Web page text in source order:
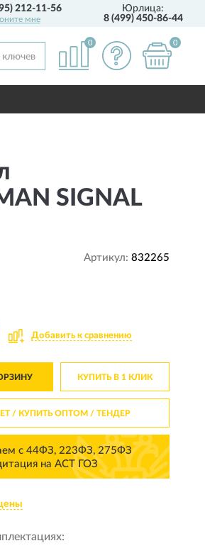
ПО ВСЕЙ РОССИИ
212-11-56
мне
Юрлица:
8 (499) 450-86-44
0 0
SIGNAL
Артикул: 832265
Добавить к сравнению
КУПИТЬ В 1 КЛИК
/ КУПИТЬ ОПТОМ/ ТЕНДЕР
с 44ФЗ, 223ФЗ, 275ФЗ
на АСТ ГОЗ